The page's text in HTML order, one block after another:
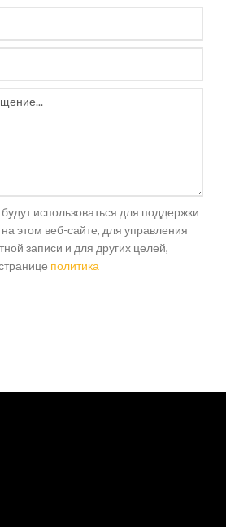
использоваться для поддержки
этом веб-сайте, для управления
записи и для других целей,
политика